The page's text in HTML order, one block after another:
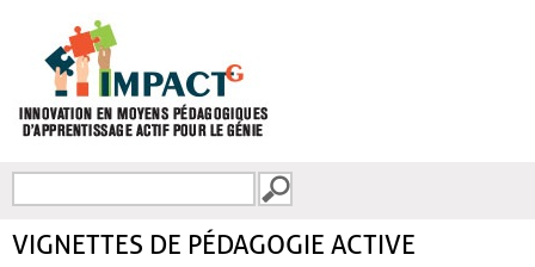
FORMULAIRE DE
VIGNETTES DE PÉDAGOGIE ACTIVE